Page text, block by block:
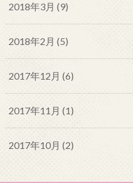
2018年3月 (9)
2018年2月 (5)
2017年12月 (6)
2017年11月 (1)
2017年10月 (2)